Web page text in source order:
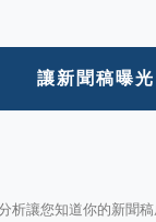
讓新聞稿曝光
析讓您知道你的新聞